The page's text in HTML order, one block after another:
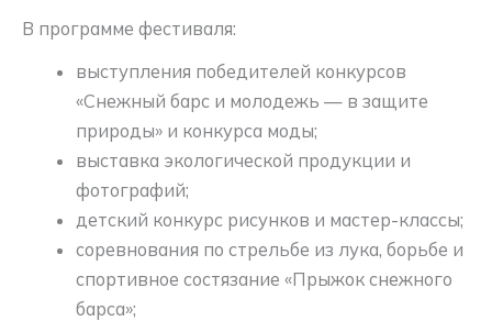
В программе фестиваля:
выступления победителей конкурсов
«Снежный барс и молодежь — в защите
природы» и конкурса моды;
выставка экологической продукции и
фотографий;
детский конкурс рисунков и мастер-классы;
соревнования по стрельбе из лука, борьбе и
спортивное состязание «Прыжок снежного
барса»;